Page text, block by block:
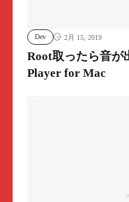
Dev 2月 15, 2019
Root取ったら音が
Player for Mac